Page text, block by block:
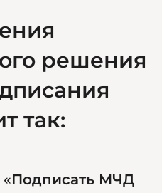
решения
так:
«Подписать МЧД